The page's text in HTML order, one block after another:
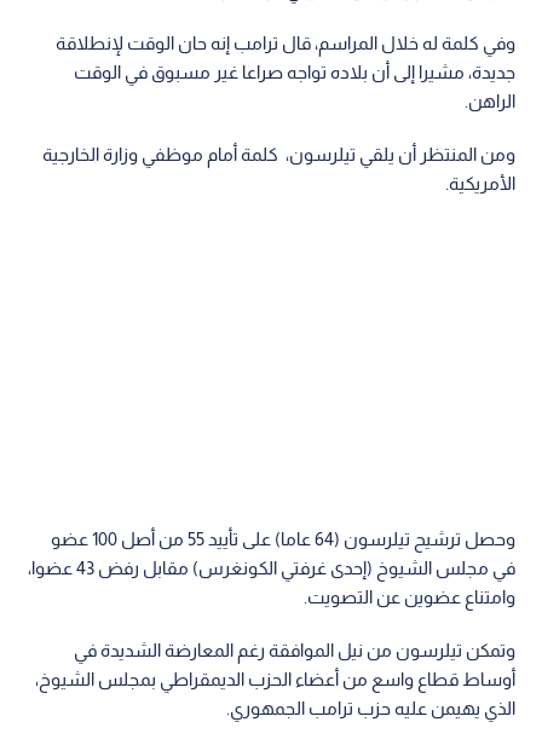
وفي كلمة له خلال المراسم، قال ترامب إنه حان الوقت لإنطلاقة
جديدة، مشيرا إلى أن بلاده تواجه صراعا غير مسبوق في الوقت
الراهن.
ومن المنتظر أن يلقي تيلرسون، كلمة أمام موظفي وزارة الخارجية
الأمريكية.
وحصل ترشيح تيلرسون (64 عاما) على تأييد 55 من أصل 100 عضو
في مجلس الشيوخ (إحدى غرفتي الكونغرس) مقابل رفض 43 عضوا،
وامتناع عضوين عن التصويت.
وتمكن تيلرسون من نيل الموافقة رغم المعارضة الشديدة في
أوساط قطاع واسع من أعضاء الحزب الديمقراطي بمجلس الشيوخ،
الذي يهيمن عليه حزب ترامب الجمهوري.